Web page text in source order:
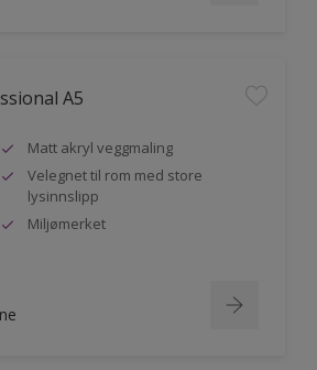
A5
Matt akryl veggmaling
Velegnet til rom med store
lysinnslipp
Miljømerket